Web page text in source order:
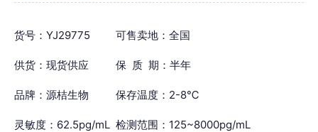
货号：YJ29775 可售卖地：全国
供货：现货供应 保 质 期：半年
品牌：源桔生物 保存温度：2-8℃
灵敏度：62.5pg/mL 检测范围：125~8000pg/mL